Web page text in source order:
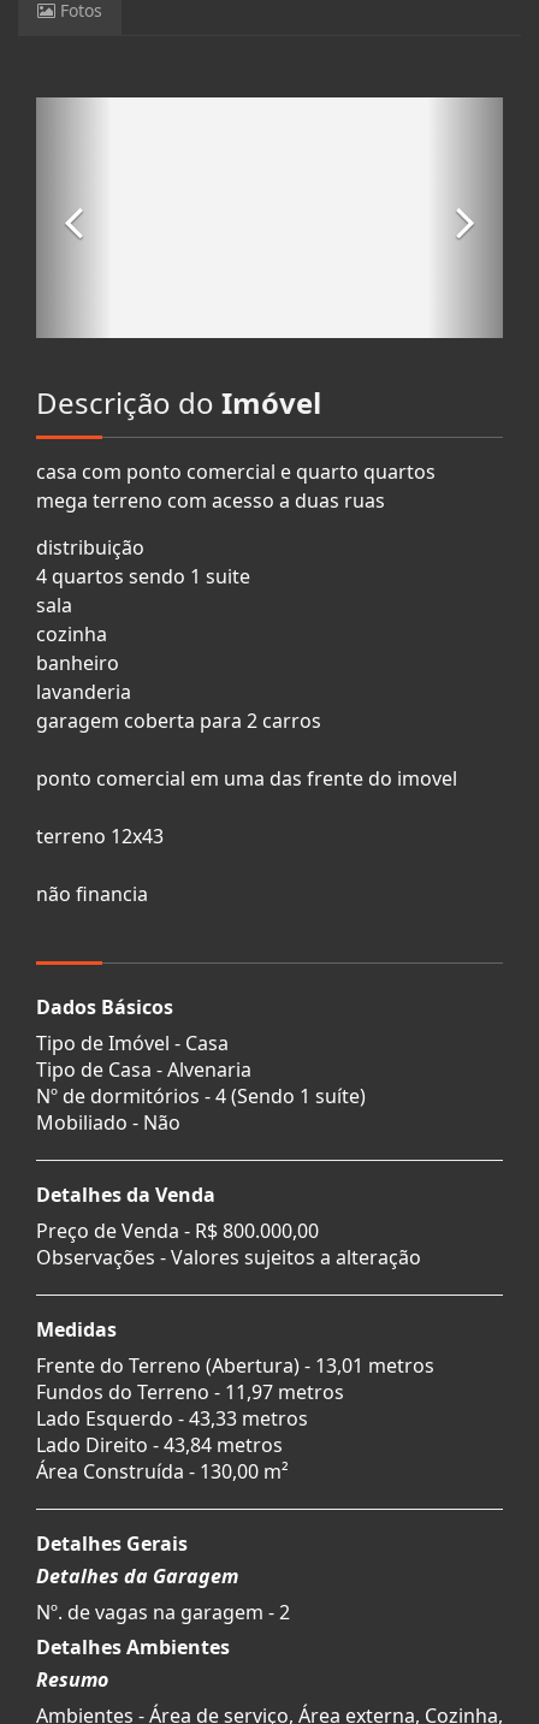
Fotos
Descrição do Imóvel
casa com ponto comercial e quarto quartos
mega terreno com acesso a duas ruas
distribuição
4 quartos sendo 1 suite
sala
cozinha
banheiro
lavanderia
garagem coberta para 2 carros
ponto comercial em uma das frente do imovel
terreno 12x43
não financia
Dados Básicos
Tipo de Imóvel - Casa
Tipo de Casa - Alvenaria
Nº de dormitórios - 4 (Sendo 1 suíte)
Mobiliado - Não
Detalhes da Venda
Preço de Venda - R$ 800.000,00
Observações - Valores sujeitos a alteração
Medidas
Frente do Terreno (Abertura) - 13,01 metros
Fundos do Terreno - 11,97 metros
Lado Esquerdo - 43,33 metros
Lado Direito - 43,84 metros
Área Construída - 130,00 m²
Detalhes Gerais
Detalhes da Garagem
Nº. de vagas na garagem - 2
Detalhes Ambientes
Resumo
Ambientes - Área de serviço, Área externa, Cozinha,